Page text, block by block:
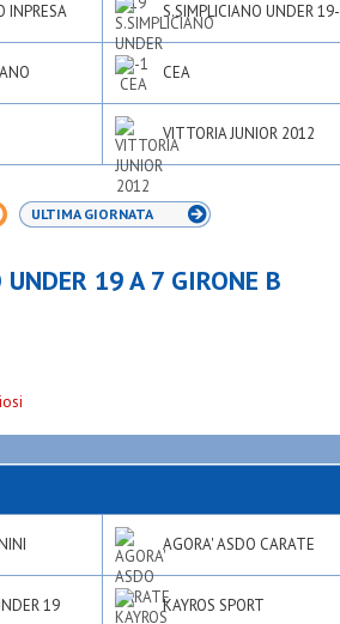
INPRESA S.SIMPLICIANO UNDER
CEA
VITTORIA JUNIOR 2012
ULTIMA GIORNATA
19 A 7 GIRONE B
AGORA' ASDO CARATE
19 KAYROS SPORT